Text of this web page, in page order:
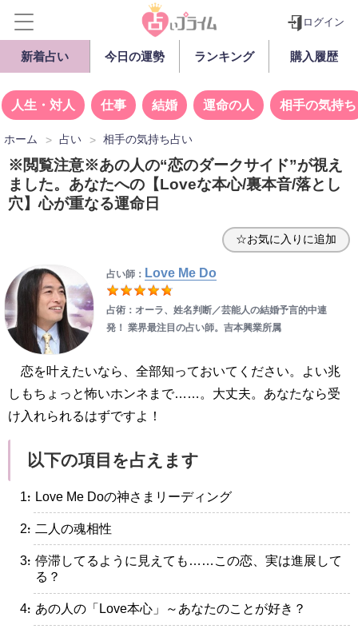
ログイン
新着占い 今日の運勢 ランキング 購入履歴
人生・対人 仕事 結婚 運命の人 相手の気持ち
ホーム 占い 相手の気持ち占い
※閲覧注意※あの人の“恋のダークサイド”が視え
ました。あなたへの【Loveな本心/裏本音/落とし
穴】心が重なる運命日
☆お気に入りに追加
占い師： Love Me Do
占術：オーラ、姓名判断／芸能人の結婚予言的中連
発！ 業界最注目の占い師。吉本興業所属
恋を叶えたいなら、全部知っておいてください。よい兆
しもちょっと怖いホンネまで……。大丈夫。あなたなら受
け入れられるはずですよ！
以下の項目を占えます
・Love Me Doの神さまリーディング
・二人の魂相性
・停滞してるように見えても……この恋、実は進展して
る？
・あの人の「Love本心」～あなたのことが好き？